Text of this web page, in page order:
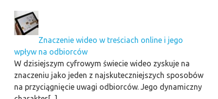
Znaczenie wideo w treściach online i jego
wpływ na odbiorców
W dzisiejszym cyfrowym świecie wideo zyskuje na
znaczeniu jako jeden z najskuteczniejszych sposobów
na przyciągnięcie uwagi odbiorców. Jego dynamiczny